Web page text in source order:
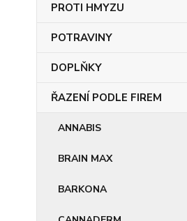
PROTI HMYZU
POTRAVINY
DOPLŇKY
ŘAZENÍ PODLE FIREM
ANNABIS
BRAIN MAX
BARKONA